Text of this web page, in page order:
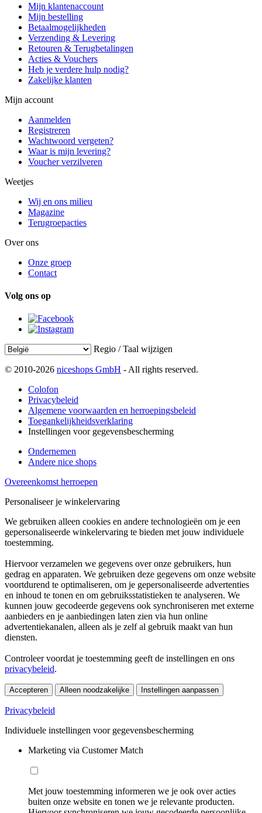
Mijn klantenaccount
Mijn bestelling
Betaalmogelijkheden
Verzending & Levering
Retouren & Terugbetalingen
Acties & Vouchers
Heb je verdere hulp nodig?
Zakelijke klanten
Mijn account
Aanmelden
Registreren
Wachtwoord vergeten?
Waar is mijn levering?
Voucher verzilveren
Weetjes
Wij en ons milieu
Magazine
Terugroepacties
Over ons
Onze groep
Contact
Volg ons op
Regio / Taal wijzigen
© 2010-2026 niceshops GmbH - All rights reserved.
Colofon
Privacybeleid
Algemene voorwaarden en herroepingsbeleid
Toegankelijkheidsverklaring
Instellingen voor gegevensbescherming
Ondernemen
Andere nice shops
Overeenkomst herroepen
Personaliseer je winkelervaring
We gebruiken alleen cookies en andere technologieën om je een
gepersonaliseerde winkelervaring te bieden met jouw individuele
toestemming.
Hiervoor verzamelen we gegevens over onze gebruikers, hun
gedrag en apparaten. We gebruiken deze gegevens om onze website
voortdurend te optimaliseren, om je gepersonaliseerde advertenties
en inhoud te tonen en om gebruiksstatistieken te analyseren. We
kunnen jouw gecodeerde gegevens ook synchroniseren met externe
aanbieders en je aanbiedingen laten zien via hun online
advertentiekanalen, alleen als je zelf al gebruik maakt van hun
diensten.
Controleer voordat je toestemming geeft de instellingen en ons
privacybeleid.
Accepteren Alleen noodzakelijke Instellingen aanpassen
Privacybeleid
Individuele instellingen voor gegevensbescherming
Marketing via Customer Match
Met jouw toestemming informeren we je ook over acties
buiten onze website en tonen we je relevante producten.